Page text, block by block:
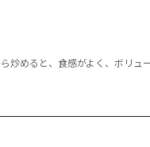
炒めると、食感がよく、ボリュ